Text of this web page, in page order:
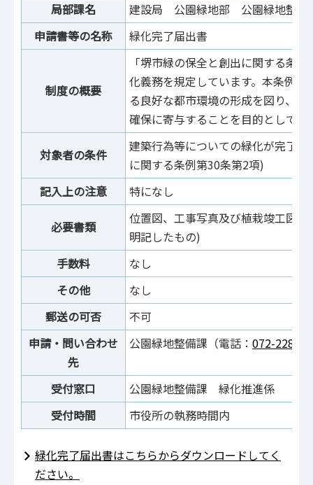
局部課名
建設局 公園緑地部 公園緑地整備
申請書等の名称
緑化完了届出書
制度の概要
「堺市緑の保全と創出に関する条
化義務を規定しています。本条例は
る良好な都市環境の形成を図り、
確保に寄与することを目的としてい
対象者の条件
建築行為等についての緑化が完了
に関する条例第30条第2項)
記入上の注意
特になし
必要書類
位置図、工事写真及び植栽竣工図(
明記したもの)
手数料
なし
その他
なし
郵送の可否
不可
申請・問い合わせ
先
公園緑地整備課（電話： 072-228-
受付窓口
公園緑地整備課 緑化推進係
受付時間
市役所の執務時間内
緑化完了届出書はこちらからダウンロードしてく
ださい。